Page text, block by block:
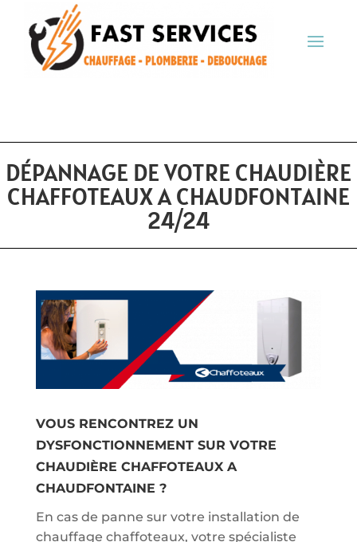
DÉPANNAGE DE VOTRE CHAUDIÈRE
CHAFFOTEAUX A CHAUDFONTAINE
24/24
VOUS RENCONTREZ UN
DYSFONCTIONNEMENT SUR VOTRE
CHAUDIÈRE CHAFFOTEAUX A
CHAUDFONTAINE ?
En cas de panne sur votre installation de
chauffage chaffoteaux, votre spécialiste